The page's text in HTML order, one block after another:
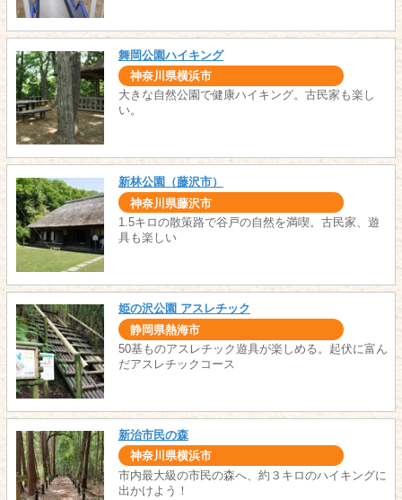
舞岡公園ハイキング
神奈川県横浜市
大きな自然公園で健康ハイキング。古民家も楽し
い。
新林公園（藤沢市）
神奈川県藤沢市
1.5キロの散策路で谷戸の自然を満喫。古民家、遊
具も楽しい
姫の沢公園 アスレチック
静岡県熱海市
50基ものアスレチック遊具が楽しめる。起伏に富ん
だアスレチックコース
新治市民の森
神奈川県横浜市
市内最大級の市民の森へ、約３キロのハイキングに
出かけよう！